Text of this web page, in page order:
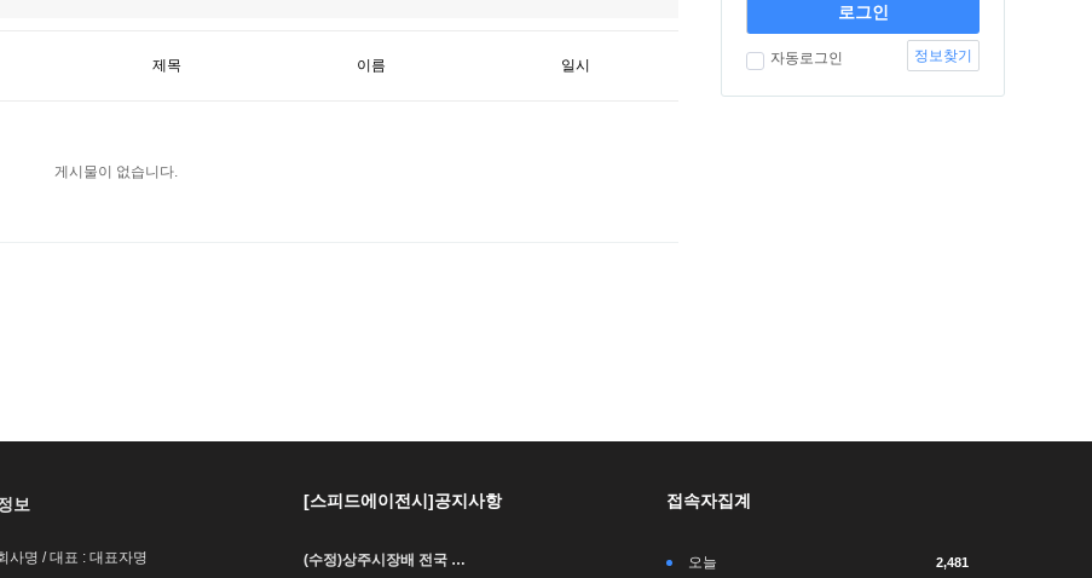
제목 이름 일시
게시물이 없습니다.
자동로그인 정보찾기
보
사명 / 대표 : 대표자명
[스피드에이전시]공지사항
(수정)상주시장배 전국 …
접속자집계
오늘 2,481